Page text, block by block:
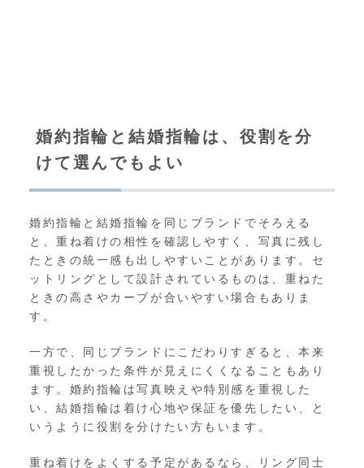
婚約指輪と結婚指輪は、役割を分
けて選んでもよい
婚約指輪と結婚指輪を同じブランドでそろえる
と、重ね着けの相性を確認しやすく、写真に残し
たときの統一感も出しやすいことがあります。セ
ットリングとして設計されているものは、重ねた
ときの高さやカーブが合いやすい場合もありま
す。
一方で、同じブランドにこだわりすぎると、本来
重視したかった条件が見えにくくなることもあり
ます。婚約指輪は写真映えや特別感を重視した
い、結婚指輪は着け心地や保証を優先したい、と
いうように役割を分けたい方もいます。
重ね着けをよくする予定があるなら、リング同士